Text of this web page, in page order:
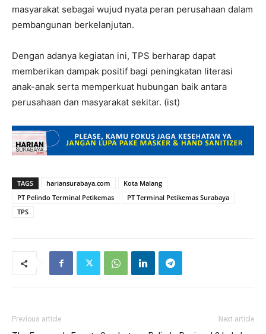
masyarakat sebagai wujud nyata peran perusahaan dalam
pembangunan berkelanjutan.
Dengan adanya kegiatan ini, TPS berharap dapat
memberikan dampak positif bagi peningkatan literasi
anak-anak serta memperkuat hubungan baik antara
perusahaan dan masyarakat sekitar. (ist)
TAGS hariansurabaya.com
Kota Malang
PT Pelindo Terminal Petikemas
PT Terminal Petikemas Surabaya
TPS
Previous article Next article